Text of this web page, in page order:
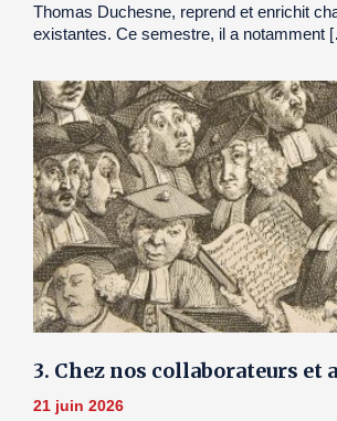
Thomas Duchesne, reprend et enrichit
existantes. Ce semestre, il a notamment
3. Chez nos collaborateurs et
21 juin 2026